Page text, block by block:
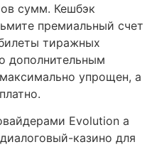
сумм. Кешбэк
премиальный счет
тиражных
дополнительным
упрощен, а
Evolution а
казино для